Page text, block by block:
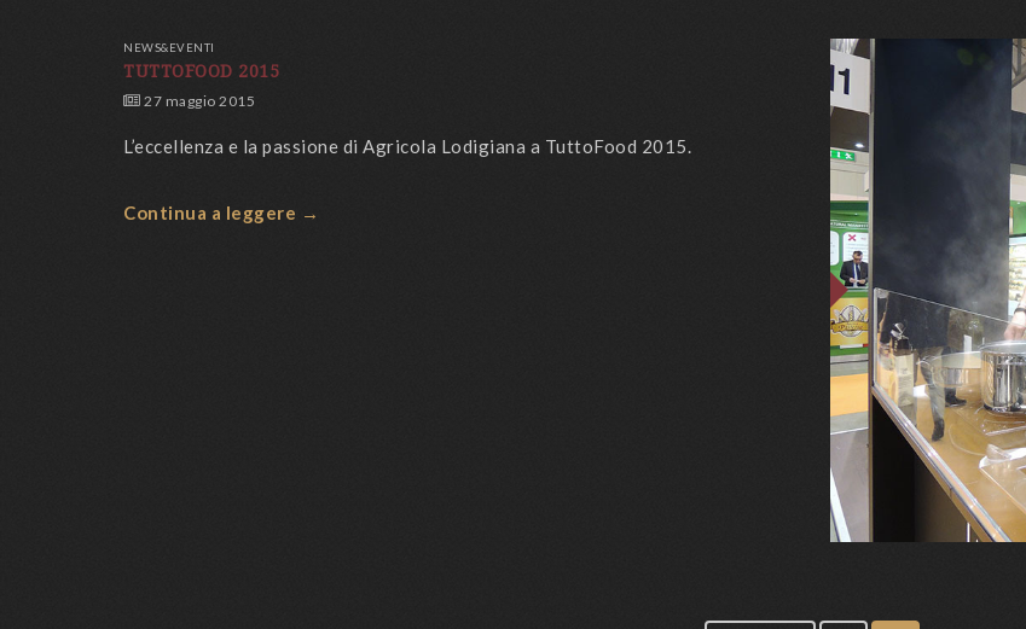
NEWS&EVENTI
TUTTOFOOD 2015
27 maggio 2015
L’eccellenza e la passione di Agricola Lodigiana a TuttoFood 2015.
Continua a leggere →